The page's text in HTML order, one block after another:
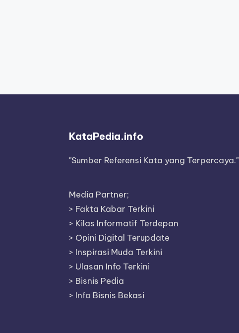
KataPedia.info
"Sumber Referensi Kata yang Terpercaya."
Media Partner;
> Fakta Kabar Terkini
> Kilas Informatif Terdepan
> Opini Digital Terupdate
> Inspirasi Muda Terkini
> Ulasan Info Terkini
> Bisnis Pedia
> Info Bisnis Bekasi